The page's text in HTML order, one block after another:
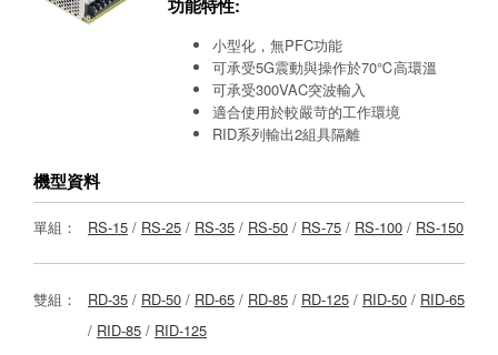
功能特性:
小型化，無PFC功能
可承受5G震動與操作於70℃高環溫
可承受300VAC突波輸入
適合使用於較嚴苛的工作環境
RID系列輸出2組具隔離
機型資料
單組： RS-15 / RS-25 / RS-35 / RS-50 / RS-75 / RS-100 / RS-150
雙組： RD-35 / RD-50 / RD-65 / RD-85 / RD-125 / RID-50 / RID-65
/ RID-85 / RID-125